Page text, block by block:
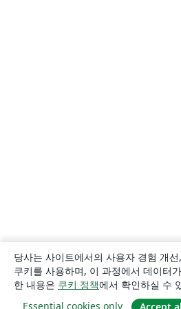
당사는 사이트에서의 사용자 경험 개
쿠키를 사용하며, 이 과정에서 데이터
한 내용은 쿠키 정책에서 확인하실 수
Essential cookies only